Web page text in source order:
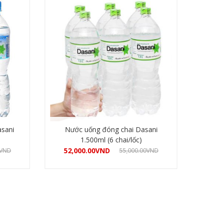
Nước uống đóng chai Dasani
1.500ml (6 chai/lốc)
52,000.00VND 55,000.00VND